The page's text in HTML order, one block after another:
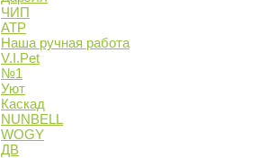
ЧИП
АТР
Наша ручная работа
V.I.Pet
№1
Уют
Каскад
NUNBELL
WOGY
ДВ